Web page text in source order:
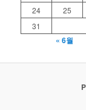
24
25
31
« 6월